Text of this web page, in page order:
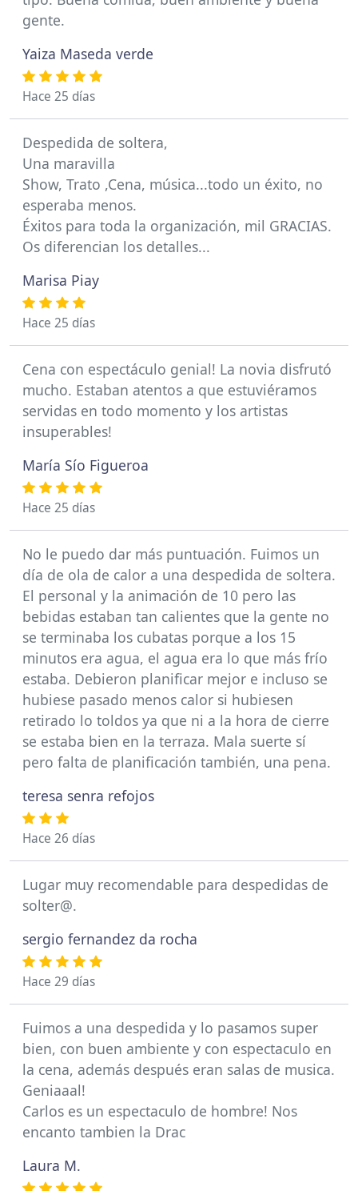
gente.
Yaiza Maseda verde
Hace 25 días
Despedida de soltera,
Una maravilla
Show, Trato ,Cena, música...todo un éxito, no
esperaba menos.
Éxitos para toda la organización, mil GRACIAS.
Os diferencian los detalles...
Marisa Piay
Hace 25 días
Cena con espectáculo genial! La novia disfrutó
mucho. Estaban atentos a que estuviéramos
servidas en todo momento y los artistas
insuperables!
María Sío Figueroa
Hace 25 días
No le puedo dar más puntuación. Fuimos un
día de ola de calor a una despedida de soltera.
El personal y la animación de 10 pero las
bebidas estaban tan calientes que la gente no
se terminaba los cubatas porque a los 15
minutos era agua, el agua era lo que más frío
estaba. Debieron planificar mejor e incluso se
hubiese pasado menos calor si hubiesen
retirado lo toldos ya que ni a la hora de cierre
se estaba bien en la terraza. Mala suerte sí
pero falta de planificación también, una pena.
teresa senra refojos
Hace 26 días
Lugar muy recomendable para despedidas de
solter@.
sergio fernandez da rocha
Hace 29 días
Fuimos a una despedida y lo pasamos super
bien, con buen ambiente y con espectaculo en
la cena, además después eran salas de musica.
Geniaaal!
Carlos es un espectaculo de hombre! Nos
encanto tambien la Drac
Laura M.